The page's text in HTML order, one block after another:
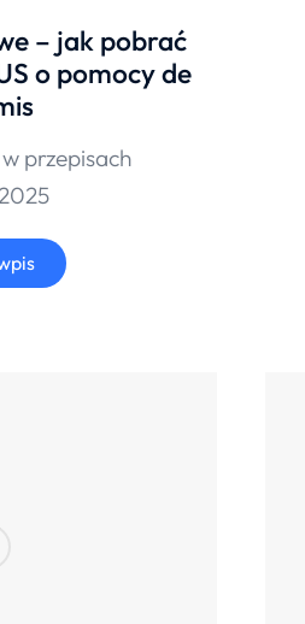
– jak pobrać
o pomocy de
przepisach